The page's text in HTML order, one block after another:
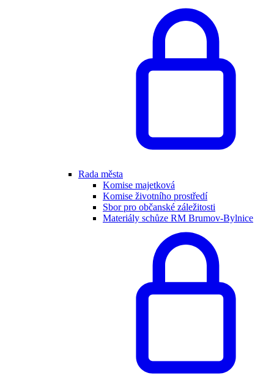
Rada města
Komise majetková
Komise životního prostředí
Sbor pro občanské záležitosti
Materiály schůze RM Brumov-Bylnice